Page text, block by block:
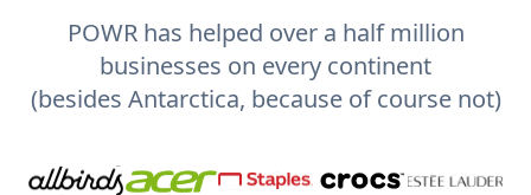
POWR has helped over a half million
businesses on every continent
(besides Antarctica, because of course not)